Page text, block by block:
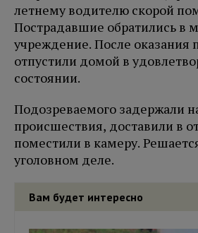
летнему водителю скорой
Пострадавшие обратились в
учреждение. После
отпустили домой в
состоянии.
Подозреваемого задержали
происшествия, доставили в
поместили в камеру.
уголовном деле.
Вам будет интересно